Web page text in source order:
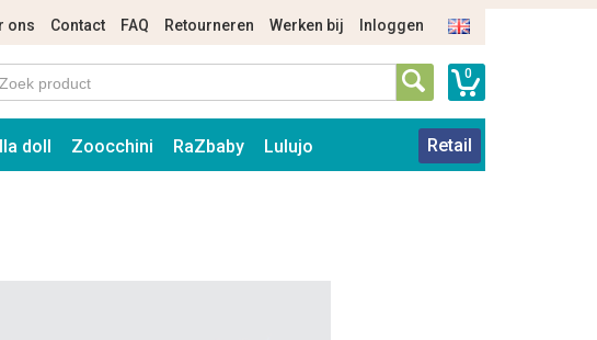
ons Contact FAQ Retourneren Werken bij Inloggen
0
doll Zoocchini RaZbaby Lulujo Retail